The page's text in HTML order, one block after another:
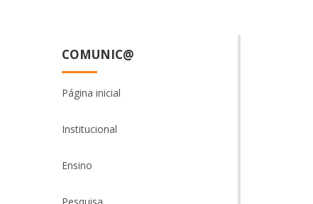
COMUNIC@
Página inicial
Institucional
Ensino